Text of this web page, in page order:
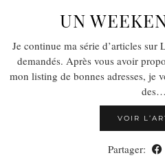
UN
Je continue ma série d’articles sur
demandés. Après vous avoir
mon listing de bonnes adresses, je
des…
VOIR
Partager: